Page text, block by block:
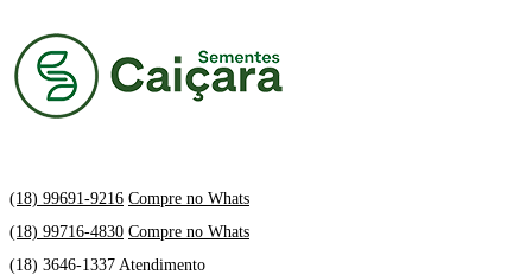
(18) 99691-9216 Compre no Whats
(18) 99716-4830 Compre no Whats
(18) 3646-1337 Atendimento